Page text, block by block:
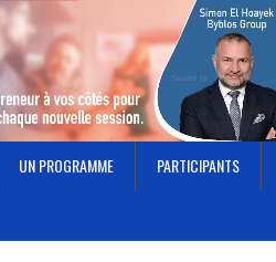
UN PROGRAMME PARTICIPANTS